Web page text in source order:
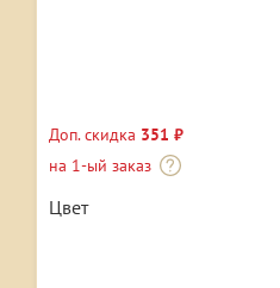
Доп. скидка 351 ₽
на 1-ый заказ
Цвет